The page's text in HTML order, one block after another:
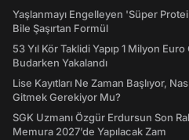
Yaşlanmayı Engelleyen 'Süper
Bile Şaşırtan Formül
53 Yıl Kör Taklidi Yapıp 1 Milyon
Budarken Yakalandı
Lise Kayıtları Ne Zaman Başlıyor,
Gitmek Gerekiyor Mu?
SGK Uzmanı Özgür Erdursun Son
Memura 2027’de Yapılacak Zam